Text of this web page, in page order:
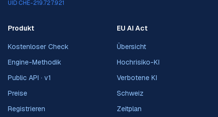
UID CHE-219.727.921
Produkt
Kostenloser Check
Engine-Methodik
Public API · v1
Preise
Registrieren
EU AI Act
Übersicht
Hochrisiko-KI
Verbotene KI
Schweiz
Zeitplan